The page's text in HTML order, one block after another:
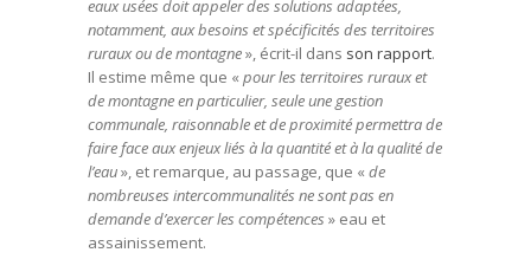
eaux usées doit appeler des solutions adaptées,
notamment, aux besoins et spécificités des territoires
ruraux ou de montagne», écrit-il dans son rapport.
Il estime même que « pour les territoires ruraux et
de montagne en particulier, seule une gestion
communale, raisonnable et de proximité permettra de
faire face aux enjeux liés à la quantité et à la qualité de
l’eau», et remarque, au passage, que « de
nombreuses intercommunalités ne sont pas en
demande d’exercer les compétences » eau et
assainissement.